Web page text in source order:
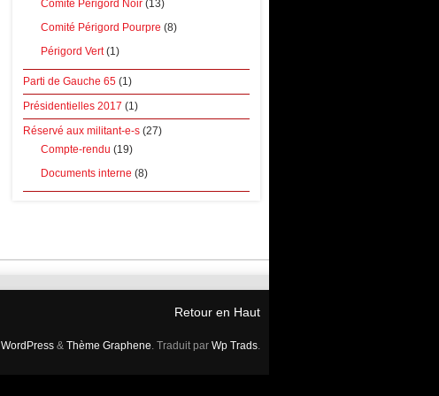
Comité Périgord Noir (13)
Comité Périgord Pourpre (8)
Périgord Vert(1)
Parti de Gauche 65 (1)
Présidentielles 2017 (1)
Réservé aux militant-e-s (27)
Compte-rendu (19)
Documents interne (8)
Retour en Haut
WordPress & Thème Graphene. Traduit par Wp Trads.